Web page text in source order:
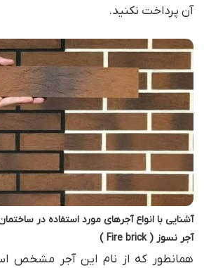
آن پرداخت نکنید.
آشنایی با انواع آجر‌های مورد استفاده در
آجر نسوز ( Fire brick )
همانطور که از نام این آجر مشخص